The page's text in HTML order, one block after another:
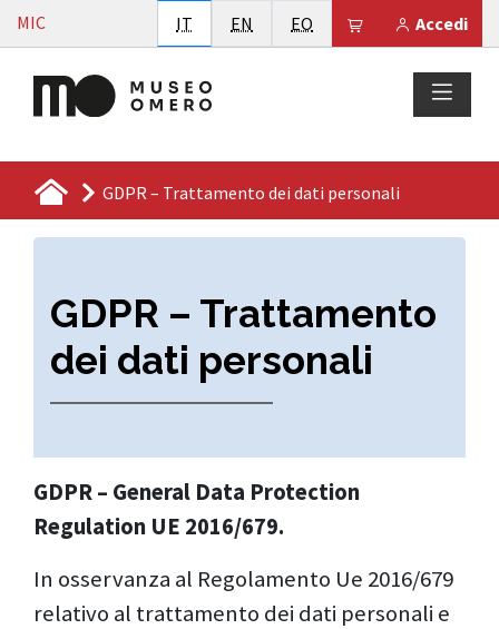
Vai al contenuto
MIC Accedi
Il tuo carrello è
IT Italiano
EN English
EO Esperanto
GDPR – Trattamento dei dati personali
GDPR – Trattamento
dei dati personali
GDPR – General Data Protection
Regulation UE 2016/679.
In osservanza al Regolamento Ue 2016/679
relativo al trattamento dei dati personali e